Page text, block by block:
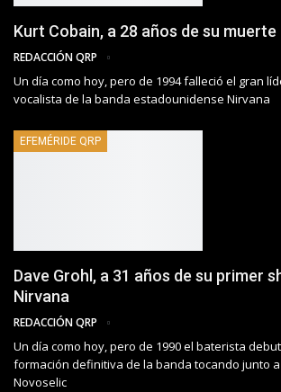
Kurt Cobain, a 28 años de su muerte
REDACCIÓN QRP
Un día como hoy, pero de 1994 falleció el gran
vocalista de la banda estadounidense Nirvana
EFEMÉRIDE QRP
Dave Grohl, a 31 años de su primer
Nirvana
REDACCIÓN QRP
Un día como hoy, pero de 1990 el baterista
formación definitiva de la banda tocando junto
Novoselic